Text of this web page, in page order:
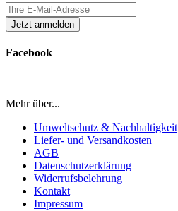
Facebook
Mehr über...
Umweltschutz & Nachhaltigkeit
Liefer- und Versandkosten
AGB
Datenschutzerklärung
Widerrufsbelehrung
Kontakt
Impressum